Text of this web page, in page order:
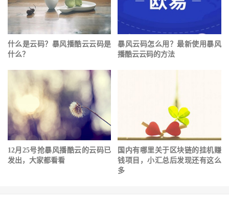
什么是云码？暴风播酷云云码是
什么？
暴风云码怎么用？最新使用暴风
播酷云云码的方法
12月25号抢暴风播酷云的云码已
发出，大家都看看
国内有哪里关于区块链的挂机赚
钱项目，小汇总后发现还有这么
多